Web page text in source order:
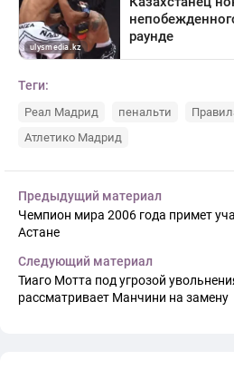
Теги:
Реал Мадрид пенальти
Атлетико Мадрид
Предыдущий материал
Чемпион мира 2006 года примет
Астане
Следующий материал
Тиаго Мотта под угрозой
рассматривает Манчини на замену